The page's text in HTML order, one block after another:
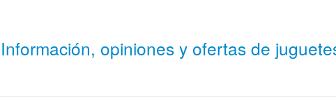
Información, opiniones y ofertas de